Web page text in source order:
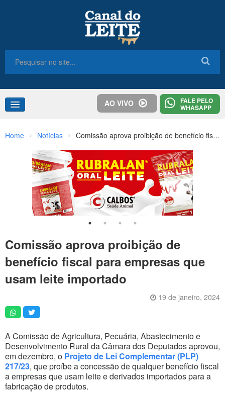
FALE PELO
WHASAPP
AO VIVO
Destaques
Notícias
Colunas
Vídeos
Podcasts
Agenda
Inscreva-se
Contato
Política de Privacidade
Home › Notícias › Comissão aprova proibição de benefício fiscal para empresas que usam leite importado
Comissão aprova proibição de
benefício fiscal para empresas que
usam leite importado
19 de janeiro, 2024
A Comissão de Agricultura, Pecuária, Abastecimento e
Desenvolvimento Rural da Câmara dos Deputados aprovou,
em dezembro, o Projeto de Lei Complementar (PLP)
217/23, que proíbe a concessão de qualquer benefício fiscal
a empresas que usam leite e derivados importados para a
fabricação de produtos.